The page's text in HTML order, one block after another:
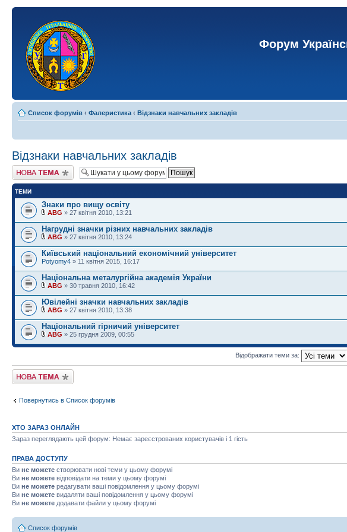
Форум
Список форумів ‹ Фалеристика ‹ Відзнаки навчальних закладів
Відзнаки навчальних закладів
Створити нову тему
ТЕМИ
Знаки про вищу освіту
ABG » 27 квітня 2010, 13:21
Нагрудні значки різних навчальних закладів
ABG » 27 квітня 2010, 13:24
Київський національний економічний університет
Potyomy4 » 11 квітня 2015, 16:17
Національна металургійна академія України
ABG » 30 травня 2010, 16:42
Ювілейні значки навчальних закладів
ABG » 27 квітня 2010, 13:38
Національний гірничий університет
ABG » 25 грудня 2009, 00:55
Відображати теми за:
Створити нову тему
Повернутись в Список форумів
ХТО ЗАРАЗ ОНЛАЙН
Зараз переглядають цей форум: Немає зареєстрованих користувачів і 1 гість
ПРАВА ДОСТУПУ
Ви не можете створювати нові теми у цьому форумі
Ви не можете відповідати на теми у цьому форумі
Ви не можете редагувати ваші повідомлення у цьому форумі
Ви не можете видаляти ваші повідомлення у цьому форумі
Ви не можете додавати файли у цьому форумі
Список форумів